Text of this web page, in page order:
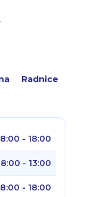
Radnice
8:00 - 18:00
8:00 - 13:00
8:00 - 18:00